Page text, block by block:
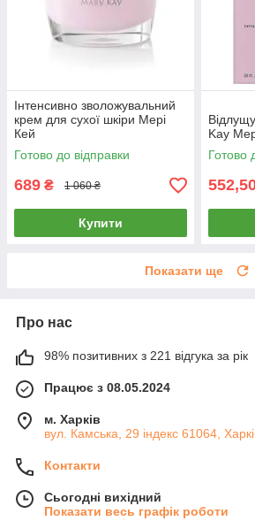
Інтенсивно зволожувальний
крем для сухої шкіри Мері
Кей
Готово до відправки
689 ₴ 1 060 ₴
Купити
Kay
Готово
Показати ще
Про нас
98% позитивних з 221 відгука за рік
Працює з 08.05.2024
м. Харків
вул. Камська, 29 індекс 61064,
Контакти
Сьогодні вихідний
Показати весь графік роботи